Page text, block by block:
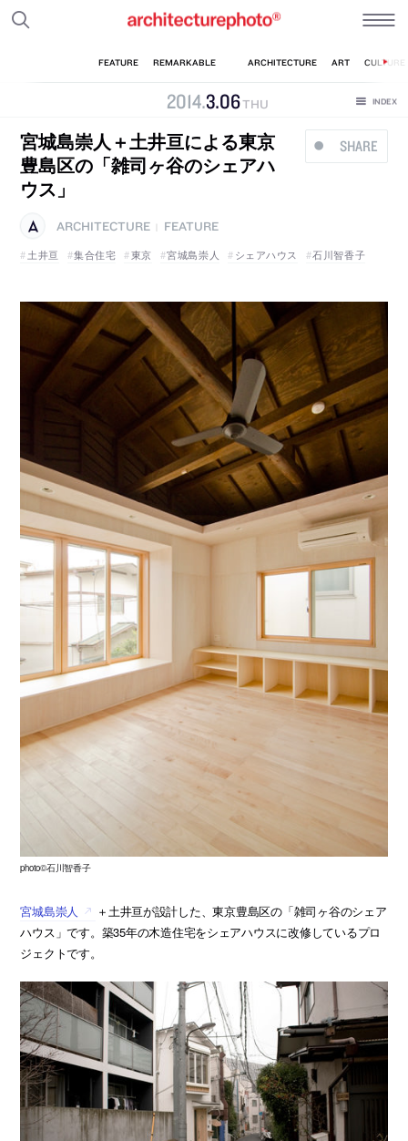
2014.3.06THU
SHARE
宮城島崇人＋土井亘による東京
豊島区の「雑司ヶ谷のシェアハ
ウス」
ARCHITECTURE
FEATURE
土井亘
集合住宅 東京 宮城島崇人 シェアハウス 石川智香子
photo©石川智香子
宮城島崇人
＋土井亘が設計した、東京豊島区の「雑司ヶ谷のシェア
ハウス」です。築35年の木造住宅をシェアハウスに改修しているプロ
ジェクトです。